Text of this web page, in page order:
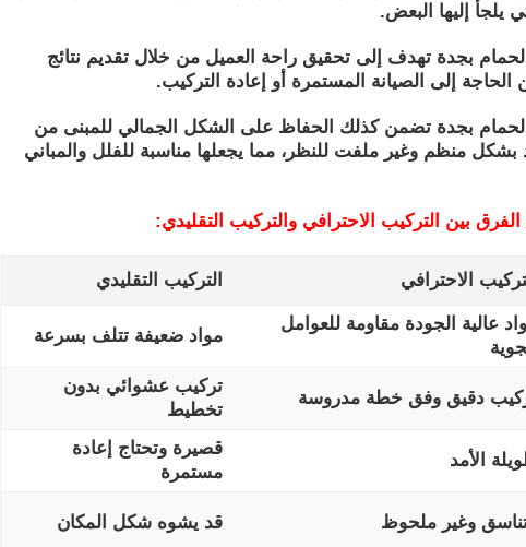
يلجأ إليها البعض.
بجدة تهدف إلى تحقيق راحة العميل من خلال تقديم نتائج
الحاجة إلى الصيانة المستمرة أو إعادة التركيب.
بجدة تضمن كذلك الحفاظ على الشكل الجمالي للمبنى من
بشكل منظم وغير ملفت للنظر، مما يجعلها مناسبة للفلل والمباني
بين التركيب الاحترافي والتركيب التقليدي:
الاحترافي التركيب التقليدي
عالية الجودة مقاومة للعوامل
مواد ضعيفة تتلف بسرعة
دقيق وفق خطة مدروسة
تركيب عشوائي بدون
تخطيط
الأمد
قصيرة وتحتاج إعادة
مستمرة
وغير ملحوظ قد يشوه شكل المكان